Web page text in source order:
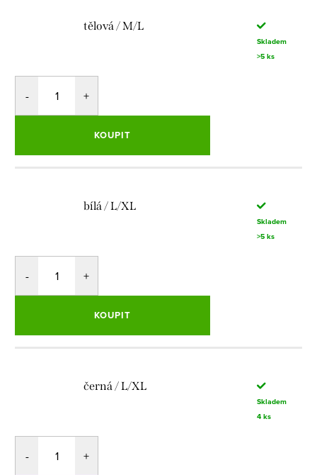
tělová / M/L
Skladem
>5 ks
KOUPIT
bílá / L/XL
Skladem
>5 ks
KOUPIT
černá / L/XL
Skladem
4 ks